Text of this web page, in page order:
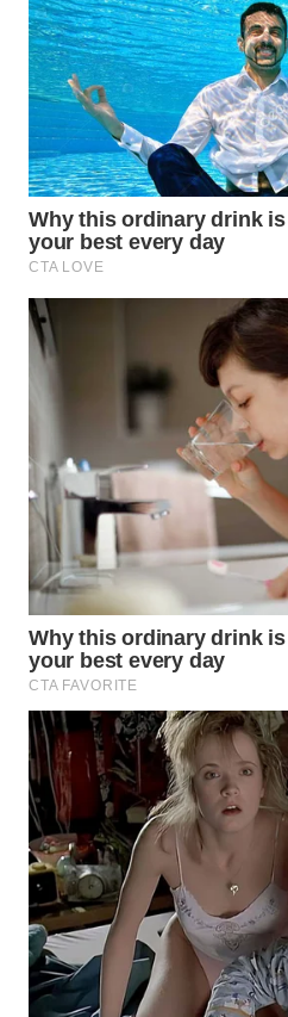
WN
CIANJUR
WN
KEPULAUAN
SERIBU
WN
TANGERANG
BINJAI
WN
INDRAMAYU
WN
KUNINGAN
WN
WN
SUBANG
WN
SUKABUMI
WN
PURWAKARTA